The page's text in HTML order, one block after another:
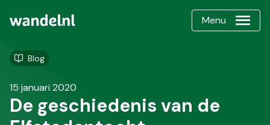
Menu
Blog
15 januari 2020
De geschiedenis van de